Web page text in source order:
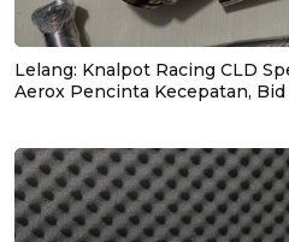
Lelang: Knalpot Racing CLD
Aerox Pencinta Kecepatan,